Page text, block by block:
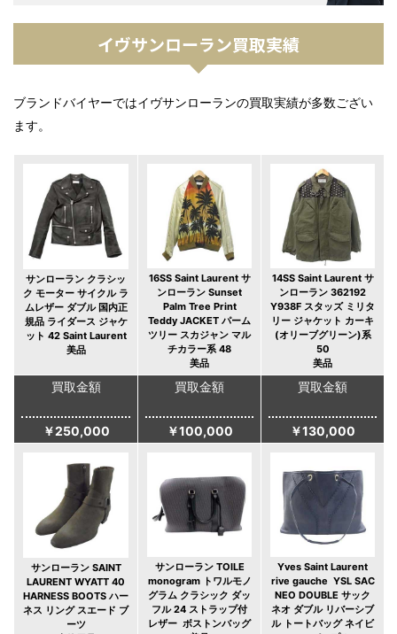
イヴサンローラン買取実績
ブランドバイヤーではイヴサンローランの買取実績が多数ござい
ます。
サンローラン クラシッ
ク モーター サイクル ラ
ムレザー ダブル 国内正
規品 ライダース ジャケ
ット 42 Saint Laurent
美品
16SS Saint Laurent サ
ンローラン Sunset
Palm Tree Print
Teddy JACKET パーム
ツリー スカジャン マル
チカラー系 48
美品
14SS Saint Laurent サ
ンローラン 362192
Y938F スタッズ ミリタ
リー ジャケット カーキ
(オリーブグリーン)系
50
美品
買取金額
￥250,000
買取金額
￥100,000
買取金額
￥130,000
サンローラン SAINT
LAURENT WYATT 40
HARNESS BOOTS ハー
ネス リング スエード ブ
ーツ
サンローラン TOILE
monogram トワルモノ
グラム クラシック ダッ
フル 24 ストラップ付
レザー ボストンバッグ
Yves Saint Laurent
rive gauche YSL SAC
NEO DOUBLE サック
ネオ ダブル リバーシブ
ル トートバッグ ネイビ